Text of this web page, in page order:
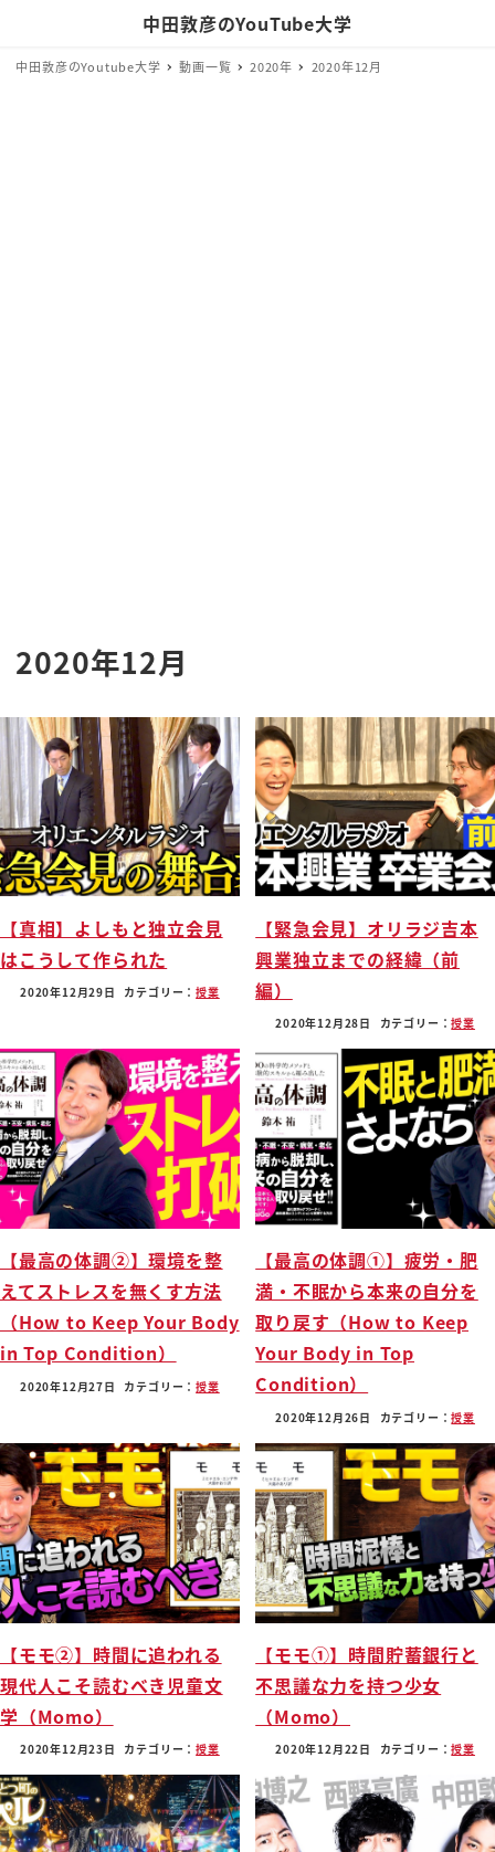
中田敦彦のYouTube大学
中田敦彦のYoutube大学 動画一覧 2020年 2020年12月
2020年12月
【真相】よしもと独立会見
はこうして作られた
2020年12月29日 カテゴリー：授業
【緊急会見】オリラジ吉本
興業独立までの経緯（前
編）
2020年12月28日 カテゴリー：授業
【最高の体調②】環境を整
えてストレスを無くす方法
（How to Keep Your Body
in Top Condition）
2020年12月27日 カテゴリー：授業
【最高の体調①】疲労・肥
満・不眠から本来の自分を
取り戻す（How to Keep
Your Body in Top
Condition）
2020年12月26日 カテゴリー：授業
【モモ②】時間に追われる
現代人こそ読むべき児童文
学（Momo）
2020年12月23日 カテゴリー：授業
【モモ①】時間貯蓄銀行と
不思議な力を持つ少女
（Momo）
2020年12月22日 カテゴリー：授業